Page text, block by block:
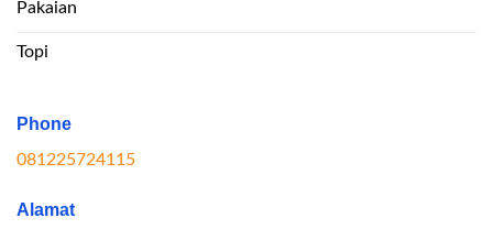
Pakaian
Topi
Phone
081225724115
Alamat